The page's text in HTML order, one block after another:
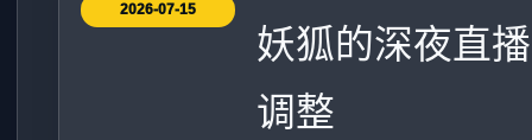
2026-07-15
妖狐的深夜直
调整